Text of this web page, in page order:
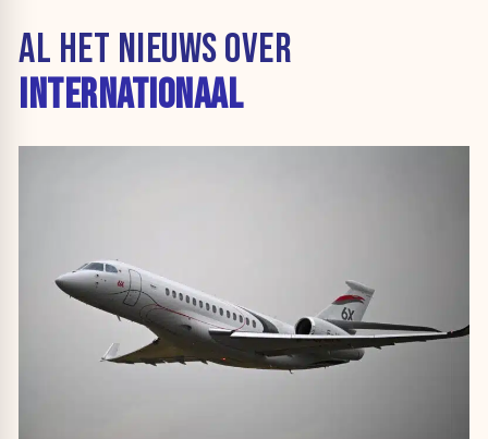
AL HET NIEUWS OVER
INTERNATIONAAL